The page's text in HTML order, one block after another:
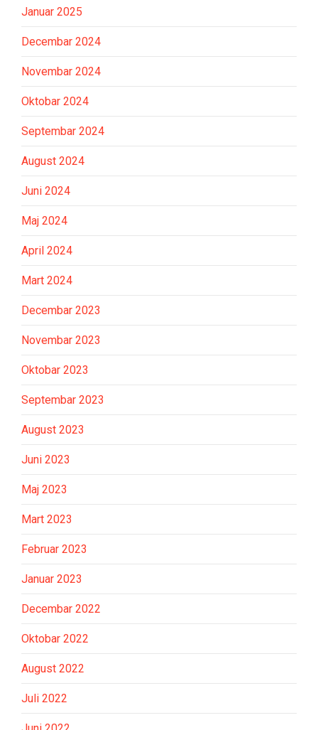
Januar 2025
Decembar 2024
Novembar 2024
Oktobar 2024
Septembar 2024
August 2024
Juni 2024
Maj 2024
April 2024
Mart 2024
Decembar 2023
Novembar 2023
Oktobar 2023
Septembar 2023
August 2023
Juni 2023
Maj 2023
Mart 2023
Februar 2023
Januar 2023
Decembar 2022
Oktobar 2022
August 2022
Juli 2022